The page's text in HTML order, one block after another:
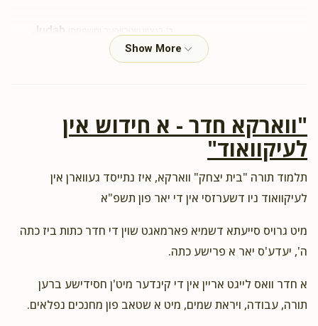
Judah
Anonymousר' בנציון שטרייכער ומשפחתו
2 years ago
$54.00
בנציון הצדיק
ר' בנציון שטרייכער ומשפחתו
2 years ago
$180.00
זכות תשב"ר
Esty Streicherר' בנציון שטרייכער ומשפחתו
"ווארקא חדר - א חידוש אין
לעיקוואוד"
תלמוד תורה "בית יצחק" ווארקא, איז נתייסד געווארן אין
לעיקוואוד ניו דשערזסי אין די יאר פון תשפ"א
מיט גרויס סייעתא דשמיא פארמאגט שוין די חדר כתות ביז כתה
ה', יעדע'ס יאר א פרישע כתה.
א חדר וואס לייגט אריין אין די קינדער מיט'ן חסידישע ברען
תורה, עבודה, ויראת שמים, מיט א שטאב פון מחנכים נפלאים.